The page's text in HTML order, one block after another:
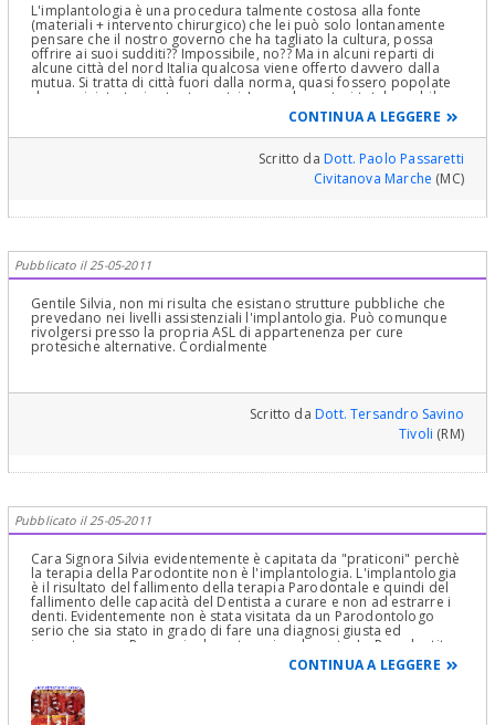
L'implantologia è una procedura talmente costosa alla fonte
(materiali + intervento chirurgico) che lei può solo lontanamente
pensare che il nostro governo che ha tagliato la cultura, possa
offrire ai suoi sudditi?? Impossibile, no?? Ma in alcuni reparti di
alcune città del nord Italia qualcosa viene offerto davvero dalla
mutua. Si tratta di città fuori dalla norma, quasi fossero popolate
da amministratori extra-terrestri. Invece la protesi totale mobile
(ottima scelta peraltro, si porta benissimo se ben fatta) viene
offerta più diffusamente dalle ASL italiane. Ma anche qui non è
detto: lei sa che in alcuni ospedali della parte sud dell'Italia ci sono
macchinari diagnostici e terapeutici avanzatissimi e costosissimi
che giacciono inutilizzati in uno scantinato perchè non c'è nessuno
che li utilizza. Questo per motivi di clientele malavitose. E allora??
CONTINUA A LEGGERE
Scritto daDott. Paolo Passaretti
Civitanova Marche (MC)
Pubblicato il 25-05-2011
Gentile Silvia, non mi risulta che esistano strutture pubbliche che
prevedano nei livelli assistenziali l'implantologia. Può comunque
rivolgersi presso la propria ASL di appartenenza per cure
protesiche alternative. Cordialmente
Scritto daDott. Tersandro Savino
Tivoli (RM)
Pubblicato il 25-05-2011
Cara Signora Silvia evidentemente è capitata da "praticoni" perchè
la terapia della Parodontite non è l'implantologia. L'implantologia
è il risultato del fallimento della terapia Parodontale e quindi del
fallimento delle capacità del Dentista a curare e non ad estrarre i
denti. Evidentemente non è stata visitata da un Parodontologo
serio che sia stato in grado di fare una diagnosi giusta ed
impostare una Prognosi ed una terapia adeguata. La Parodontite
si cura. Si può curare.Si deve curare. E' semplicemente allucinante
che le sia stato proposto un programma di NON TERAPIA così.La
gengiva si stacca dal dente e si forma una tasca parodontale
aprendo la porta ai microbi entrano ed incominciano a
distruggere il Parodonto, ossia il tessuto che sta intorno al dente,
CONTINUA A LEGGERE